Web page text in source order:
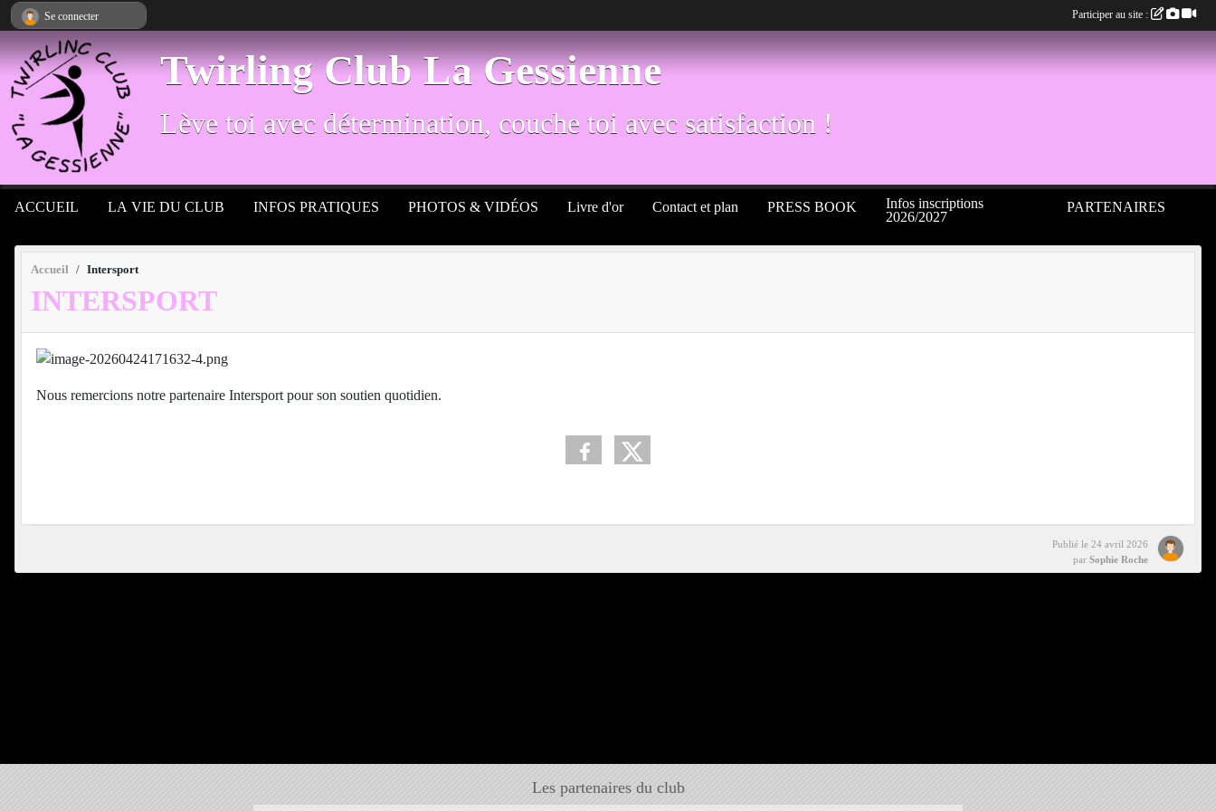
Twirling Club La Gessienne
Lève toi avec détermination, couche toi avec satisfaction !
ACCUEIL LA VIE DU CLUB INFOS PRATIQUES PHOTOS & VIDÉOS Livre d'or Contact et plan PRESS BOOK
Infos inscriptions
2026/2027
PARTENAIRES
Accueil Intersport
INTERSPORT
Nous remercions notre partenaire Intersport pour son soutien quotidien.
Publié le 24 avril 2026
par Sophie Roche
Les partenaires du club
Se connecter Participer au site :
Panneau de gestion des cookies